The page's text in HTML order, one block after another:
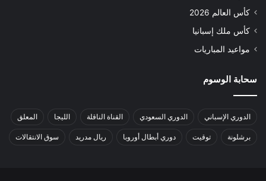
كأس العالم 2026
كأس ملك إسبانيا
مواعيد المباريات
سحابة الوسوم
الدوري الإسباني الدوري السعودي القناة الناقلة الليجا المعلق
برشلونة توقيت دوري أبطال أوروبا ريال مدريد سوق الانتقالات